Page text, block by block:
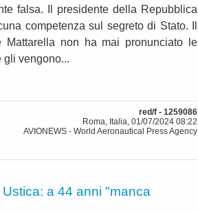
falsa. Il presidente della Repubblica
competenza sul segreto di Stato. Il
Mattarella non ha mai pronunciato le
gli vengono...
red/f - 1259086
Roma, Italia, 01/07/2024 08:22
AVIONEWS - World Aeronautical Press Agency
a 44 anni "manca